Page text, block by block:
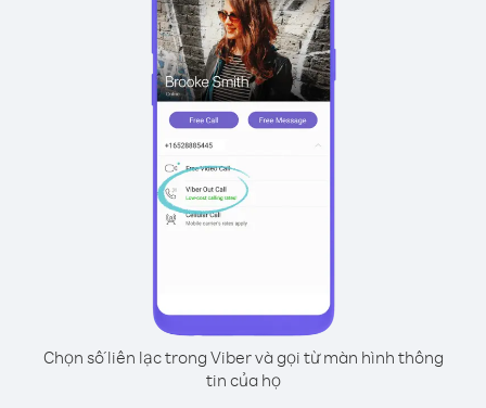
Chọn số liên lạc trong Viber và gọi từ màn hình thông
tin của họ